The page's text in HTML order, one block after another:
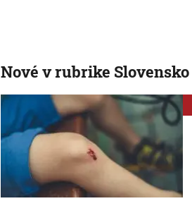
Nové v rubrike Slovensko